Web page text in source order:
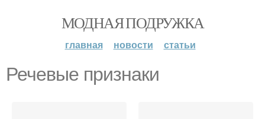
МОДНАЯ ПОДРУЖКА
главная новости статьи
Речевые признаки